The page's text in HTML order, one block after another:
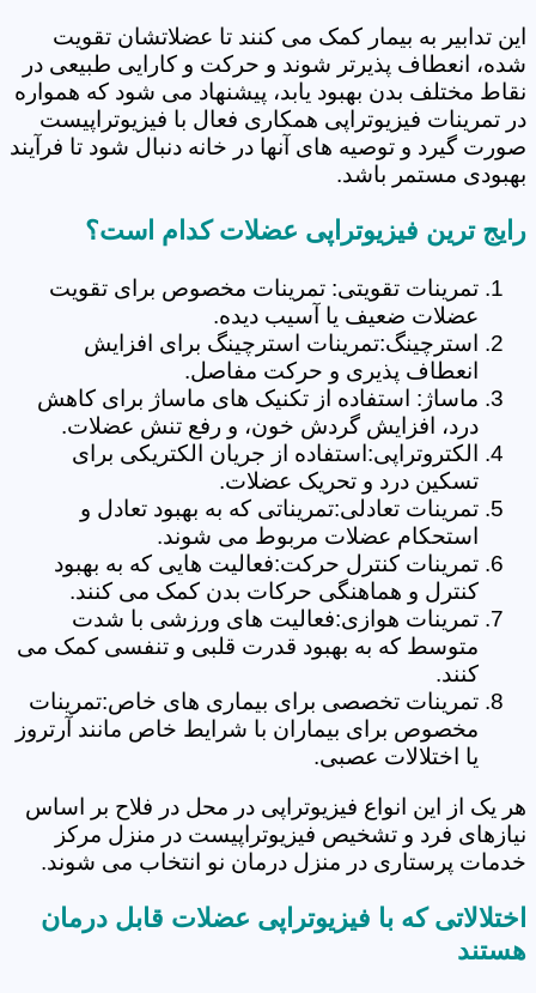
این تدابیر به بیمار کمک می کنند تا عضلاتشان تقویت
شده، انعطاف پذیرتر شوند و حرکت و کارایی طبیعی در
نقاط مختلف بدن بهبود یابد، پیشنهاد می شود که همواره
در تمرینات فیزیوتراپی همکاری فعال با فیزیوتراپیست
صورت گیرد و توصیه های آنها در خانه دنبال شود تا فرآیند
بهبودی مستمر باشد.
رایج ترین فیزیوتراپی عضلات کدام است؟
تمرینات تقویتی: تمرینات مخصوص برای تقویت
عضلات ضعیف یا آسیب دیده.
استرچینگ:تمرینات استرچینگ برای افزایش
انعطاف پذیری و حرکت مفاصل.
ماساژ: استفاده از تکنیک های ماساژ برای کاهش
درد، افزایش گردش خون، و رفع تنش عضلات.
الکتروتراپی:استفاده از جریان الکتریکی برای
تسکین درد و تحریک عضلات.
تمرینات تعادلی:تمریناتی که به بهبود تعادل و
استحکام عضلات مربوط می شوند.
تمرینات کنترل حرکت:فعالیت هایی که به بهبود
کنترل و هماهنگی حرکات بدن کمک می کنند.
تمرینات هوازی:فعالیت های ورزشی با شدت
متوسط که به بهبود قدرت قلبی و تنفسی کمک می
کنند.
تمرینات تخصصی برای بیماری های خاص:تمرینات
مخصوص برای بیماران با شرایط خاص مانند آرتروز
یا اختلالات عصبی.
هر یک از این انواع فیزیوتراپی در محل در فلاح بر اساس
نیازهای فرد و تشخیص فیزیوتراپیست در منزل مرکز
خدمات پرستاری در منزل درمان نو انتخاب می شوند.
اختلالاتی که با فیزیوتراپی عضلات قابل درمان
هستند